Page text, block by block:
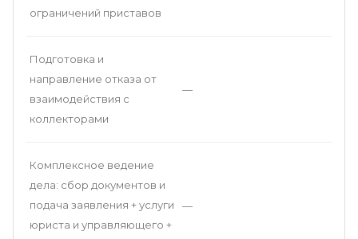
ограничений приставов
Подготовка и
направление отказа от
взаимодействия с
коллекторами
—
Комплексное ведение
дела: сбор документов и
подача заявления + услуги
юриста и управляющего +
—